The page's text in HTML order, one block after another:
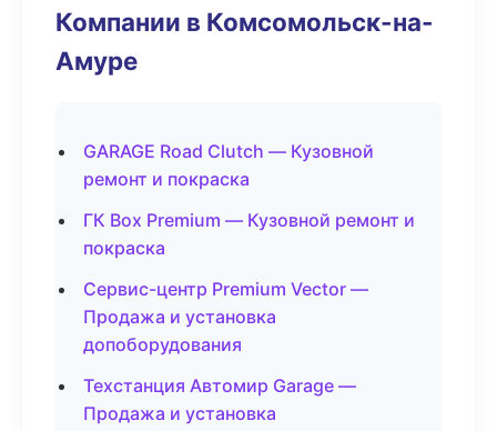
Компании в Комсомольск-на-
Амуре
GARAGE Road Clutch — Кузовной
ремонт и покраска
ГК Box Premium — Кузовной ремонт и
покраска
Сервис-центр Premium Vector —
Продажа и установка
допоборудования
Техстанция Автомир Garage —
Продажа и установка